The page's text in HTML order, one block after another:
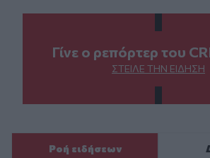
Γίνε ο ρεπόρτερ του
ΣΤΕΊΛΕ ΤΗΝ ΕΊΔΗΣΗ
Ροή ειδήσεων